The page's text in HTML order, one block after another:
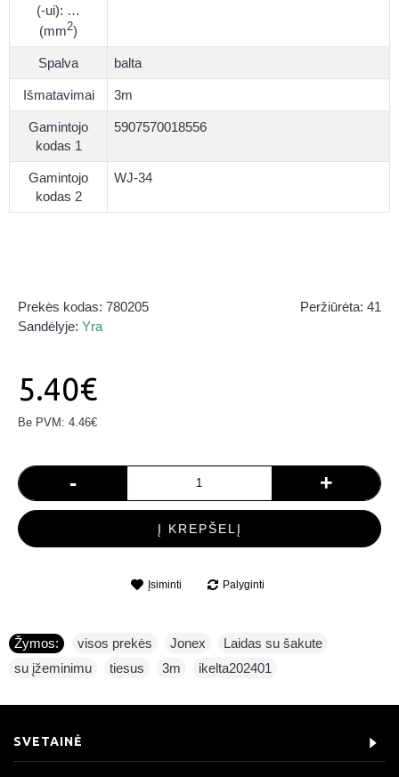
(-ui): …
(mm2)
Spalva balta
Išmatavimai 3m
Gamintojo
kodas 1
5907570018556
Gamintojo
kodas 2
WJ-34
Peržiūrėta: 41
Prekės kodas: 780205
Sandėlyje: Yra
5.40€
Be PVM: 4.46€
- +
Į KREPŠELĮ
Įsiminti Palyginti
Žymos: visos prekės Jonex Laidas su šakute
su įžeminimu
tiesus 3m ikelta202401
SVETAINĖ